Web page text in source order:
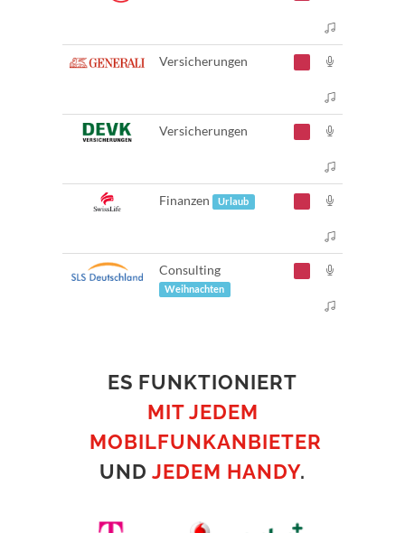
Versicherungen
Versicherungen
Finanzen Urlaub
Consulting
Weihnachten
ES FUNKTIONIERT
MIT JEDEM
MOBILFUNKANBIETER
UND JEDEM HANDY.